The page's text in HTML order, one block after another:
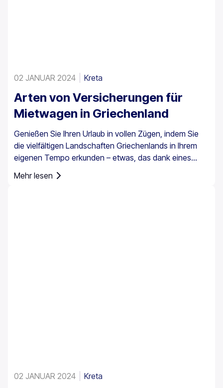
02 JANUAR 2024 Kreta
Arten von Versicherungen für
Mietwagen in Griechenland
Genießen Sie Ihren Urlaub in vollen Zügen, indem Sie
die vielfältigen Landschaften Griechenlands in Ihrem
eigenen Tempo erkunden – etwas, das dank eines
wichtig zu wissen, dass eine Autoversicherung in
Mehr lesen
02 JANUAR 2024 Kreta